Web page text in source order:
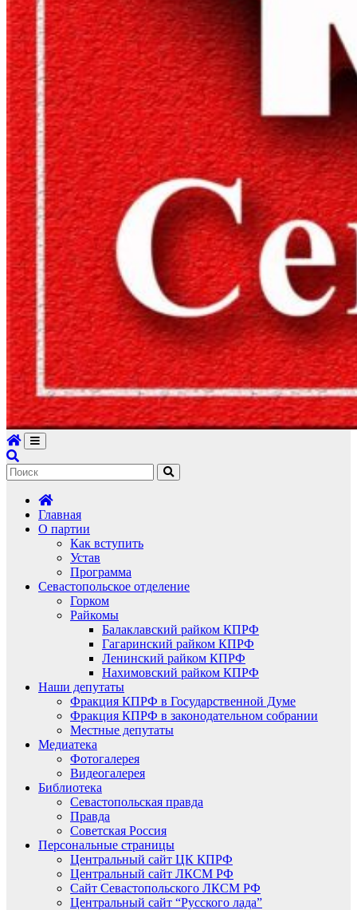
Главная
О партии
Как вступить
Устав
Программа
Севастопольское отделение
Горком
Райкомы
Балаклавский райком КПРФ
Гагаринский райком КПРФ
Ленинский райком КПРФ
Нахимовский райком КПРФ
Наши депутаты
Фракция КПРФ в Государственной Думе
Фракция КПРФ в законодательном собрании
Местные депутаты
Медиатека
Фотогалерея
Видеогалерея
Библиотека
Севастопольская правда
Правда
Советская Россия
Персональные страницы
Центральный сайт ЦК КПРФ
Центральный сайт ЛКСМ РФ
Сайт Севастопольского ЛКСМ РФ
Центральный сайт “Русского лада”